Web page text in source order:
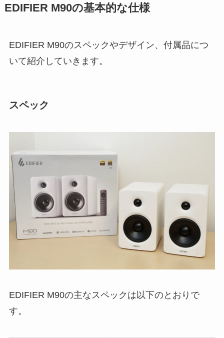
EDIFIER M90の基本的な仕様
EDIFIER M90のスペックやデザイン、付属品につ
いて紹介していきます。
スペック
EDIFIER M90の主なスペックは以下のとおりで
す。